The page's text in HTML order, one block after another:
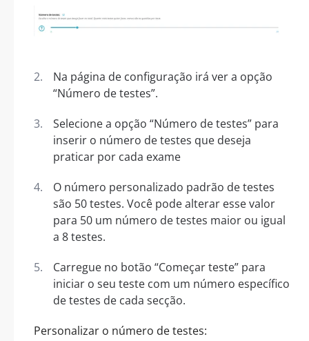
Na página de configuração irá ver a opção
“Número de testes”.
Selecione a opção “Número de testes” para
inserir o número de testes que deseja
praticar por cada exame
O número personalizado padrão de testes
são 50 testes. Você pode alterar esse valor
para 50 um número de testes maior ou igual
a 8 testes.
Carregue no botão “Começar teste” para
iniciar o seu teste com um número específico
de testes de cada secção.
Personalizar o número de testes: